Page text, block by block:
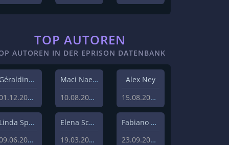
TOP AUTOREN
AUTOREN IN DER EPRISON DATENBANK
Géraldine Hohmann
01.12.2020
Maci Naeem Cheema
10.08.2020
Alex Ney
15.08.2019
Linda Sprenger
09.06.2019
Elena Schulz
19.03.2019
Fabiano Uslenghi
23.09.2019